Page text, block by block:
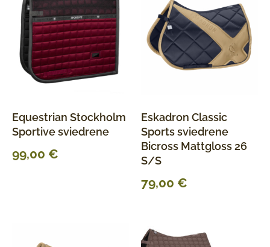
Equestrian Stockholm
Sportive sviedrene
99,00 €
Eskadron Classic
Sports sviedrene
Bicross Mattgloss 26
S/S
79,00 €